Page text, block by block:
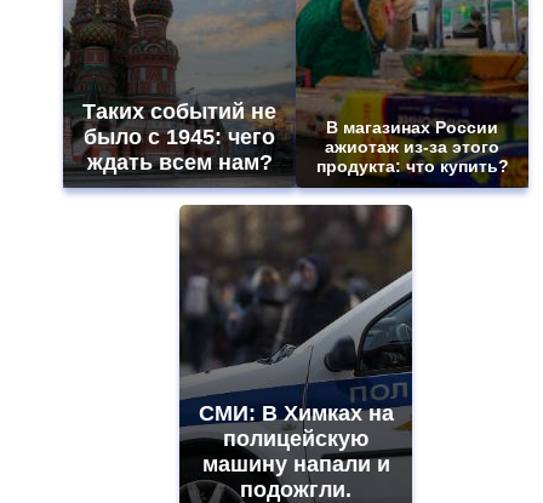
Таких событий не
было с 1945: чего
ждать всем нам?
В магазинах России
ажиотаж из-за этого
продукта: что купить?
СМИ: В Химках на
полицейскую
машину напали и
подожгли.